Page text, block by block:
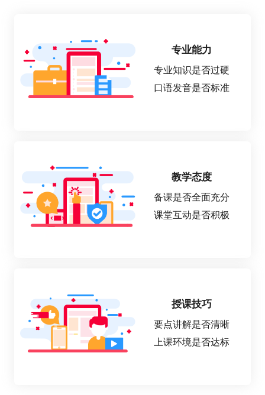
专业能力
专业知识是否过硬
口语发音是否标准
教学态度
备课是否全面充分
课堂互动是否积极
授课技巧
要点讲解是否清晰
上课环境是否达标